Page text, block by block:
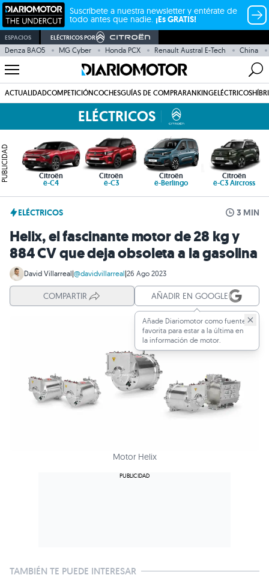
Suscríbete a nuestra newsletter y entérate de
todo antes que nadie. ¡Es GRATIS!
ESPACIOS ELÉCTRICOS POR
Denza BAO5 MG Cyber Honda PCX Renault Austral E-Tech China
ACTUALIDADCOMPETICIÓNCOCHESGUÍAS DE COMPRARANKINGELÉCTRICOS
ELÉCTRICOS
PUBLICIDAD Citroën
ë-C4
Citroën
ë-C3
Citroën
ë-Berlingo
Citroën
ë-C3 Aircross
ELÉCTRICOS 3 MIN
Helix, el fascinante motor de 28 kg y
884 CV que deja obsoleta a la gasolina
David Villarreal|@davidvillarreal|26 Ago 2023
COMPARTIR AÑADIR EN GOOGLE
Añade Diariomotor como fuente
favorita para estar a la última en
la información de motor.
Motor Helix
TAMBIÉN TE PUEDE INTERESAR